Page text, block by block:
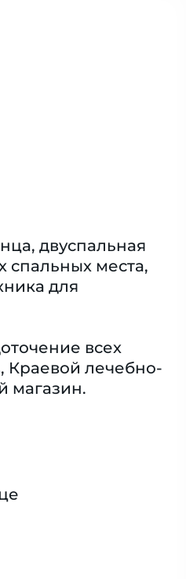
двуспальная
спальных места,
для
всех
Краевой лечебно-
магазин.